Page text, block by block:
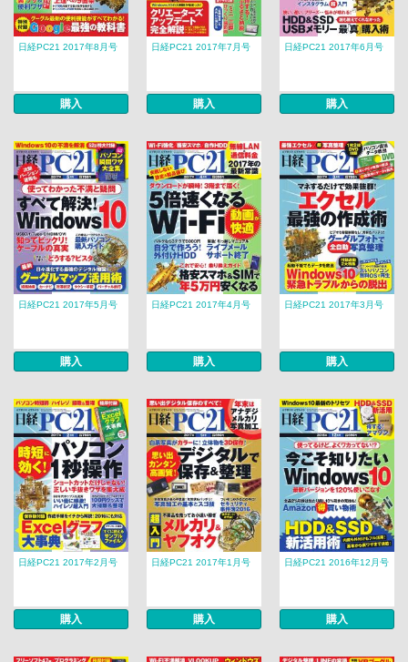
日経PC21 2017年8月号
購入
日経PC21 2017年7月号
購入
日経PC21 2017年6月号
購入
日経PC21 2017年5月号
購入
日経PC21 2017年4月号
購入
日経PC21 2017年3月号
購入
日経PC21 2017年2月号
購入
日経PC21 2017年1月号
購入
日経PC21 2016年12月号
購入